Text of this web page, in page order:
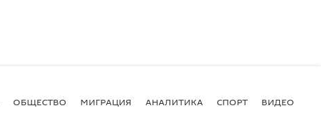
ОБЩЕСТВО МИГРАЦИЯ АНАЛИТИКА СПОРТ ВИДЕО